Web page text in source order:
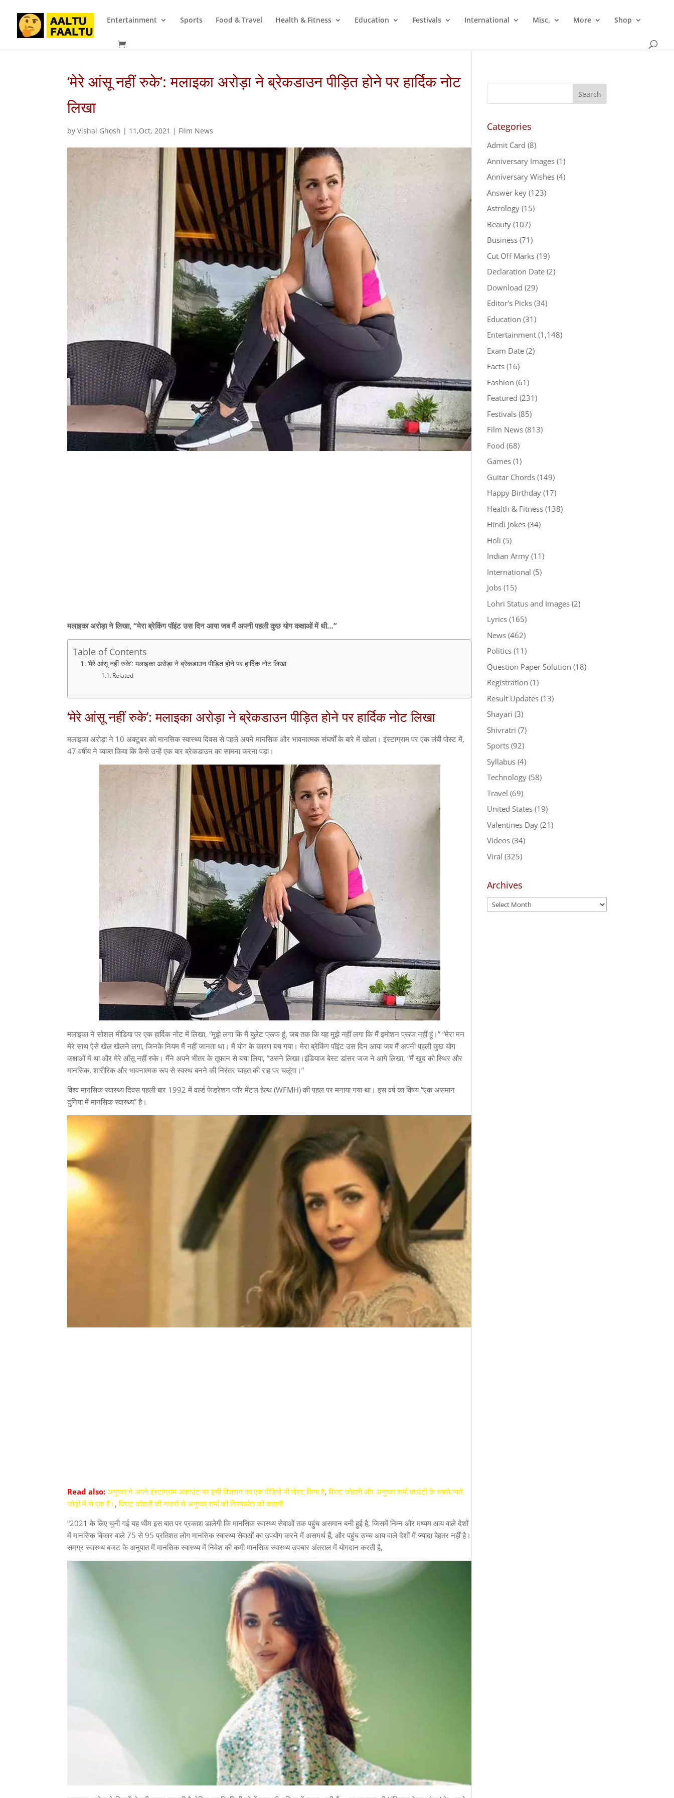
Entertainment Sports Food & Travel Health & Fitness Education Festivals International Misc. More Shop
‘मेरे आंसू नहीं रुके’: मलाइका अरोड़ा ने ब्रेकडाउन पीड़ित होने पर हार्दिक नोट
लिखा
byVishal Ghosh | 11,Oct, 2021 | Film News
मलाइका अरोड़ा ने लिखा, “मेरा ब्रेकिंग पॉइंट उस दिन आया जब मैं अपनी पहली कुछ योग कक्षाओं में थी…”
Table of Contents
‘मेरे आंसू नहीं रुके’: मलाइका अरोड़ा ने ब्रेकडाउन पीड़ित होने पर हार्दिक नोट लिखा
Related
‘मेरे आंसू नहीं रुके’: मलाइका अरोड़ा ने ब्रेकडाउन पीड़ित होने पर हार्दिक नोट लिखा
मलाइका अरोड़ा ने 10 अक्टूबर को मानसिक स्वास्थ्य दिवस से पहले अपने मानसिक और भावनात्मक संघर्षों के बारे में खोला। इंस्टाग्राम पर एक लंबी पोस्ट में,
47 वर्षीय ने व्यक्त किया कि कैसे उन्हें एक बार ब्रेकडाउन का सामना करना पड़ा।
मलाइका ने सोशल मीडिया पर एक हार्दिक नोट में लिखा, “मुझे लगा कि मैं बुलेट प्रूफ हूं, जब तक कि यह मुझे नहीं लगा कि मैं इमोशन प्रूफ नहीं हूं।” “मेरा मन
मेरे साथ ऐसे खेल खेलने लगा, जिनके नियम मैं नहीं जानता था। मैं योग के कारण बच गया। मेरा ब्रेकिंग पॉइंट उस दिन आया जब मैं अपनी पहली कुछ योग
कक्षाओं में था और मेरे आँसू नहीं रुके। मैंने अपने भीतर के तूफान से बचा लिया, ”उसने लिखा।इंडियाज बेस्ट डांसर जज ने आगे लिखा, “मैं खुद को स्थिर और
मानसिक, शारीरिक और भावनात्मक रूप से स्वस्थ बनने की निरंतर चाहत की राह पर चलूंगा।”
विश्व मानसिक स्वास्थ्य दिवस पहली बार 1992 में वर्ल्ड फेडरेशन फॉर मेंटल हेल्थ (WFMH) की पहल पर मनाया गया था। इस वर्ष का विषय “एक असमान
दुनिया में मानसिक स्वास्थ्य” है।
Read also: अनुष्का ने अपने इंस्टाग्राम अकाउंट पर इसी विज्ञापन का एक वीडियो भी पोस्ट किया है,विराट कोहली और अनुष्का शर्मा काउंटी के सबसे प्यारे
जोड़ों में से एक हैं। ,विराट कोहली की नजरों से अनुष्का शर्मा की निस्वार्थता की कहानी
“2021 के लिए चुनी गई यह थीम इस बात पर प्रकाश डालेगी कि मानसिक स्वास्थ्य सेवाओं तक पहुंच असमान बनी हुई है, जिसमें निम्न और मध्यम आय वाले देशों
में मानसिक विकार वाले 75 से 95 प्रतिशत लोग मानसिक स्वास्थ्य सेवाओं का उपयोग करने में असमर्थ हैं, और पहुंच उच्च आय वाले देशों में ज्यादा बेहतर नहीं है।
समग्र स्वास्थ्य बजट के अनुपात में मानसिक स्वास्थ्य में निवेश की कमी मानसिक स्वास्थ्य उपचार अंतराल में योगदान करती है,
Categories
Admit Card (8)
Anniversary Images(1)
Anniversary Wishes(4)
Answer key(123)
Astrology(15)
Beauty(107)
Business(71)
Cut Off Marks(19)
Declaration Date(2)
Download (29)
Editor's Picks(34)
Education (31)
Entertainment(1,148)
Exam Date(2)
Facts(16)
Fashion (61)
Featured (231)
Festivals(85)
Film News(813)
Food (68)
Games(1)
Guitar Chords(149)
Happy Birthday(17)
Health & Fitness(138)
Hindi Jokes(34)
Holi (5)
Indian Army(11)
International (5)
Jobs(15)
Lohri Status and Images(2)
Lyrics(165)
News(462)
Politics(11)
Question Paper Solution (18)
Registration (1)
Result Updates(13)
Shayari (3)
Shivratri (7)
Sports(92)
Syllabus(4)
Technology(58)
Travel (69)
United States(19)
Valentines Day(21)
Videos(34)
Viral (325)
Archives
Archives